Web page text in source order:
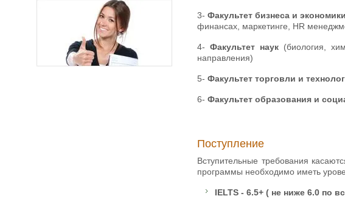
3- Факультет бизнеса и экономики
финансах, маркетинге, HR
4- Факультет наук (биология,
направления)
5- Факультет торговли и
6- Факультет образования и
Поступление
Вступительные требования
программы необходимо иметь
IELTS - 6.5+ ( не ниже 6.0 по